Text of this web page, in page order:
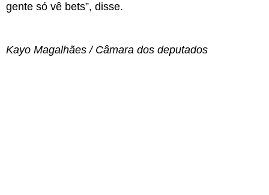
gente só vê bets”, disse.
Kayo Magalhães / Câmara dos deputados